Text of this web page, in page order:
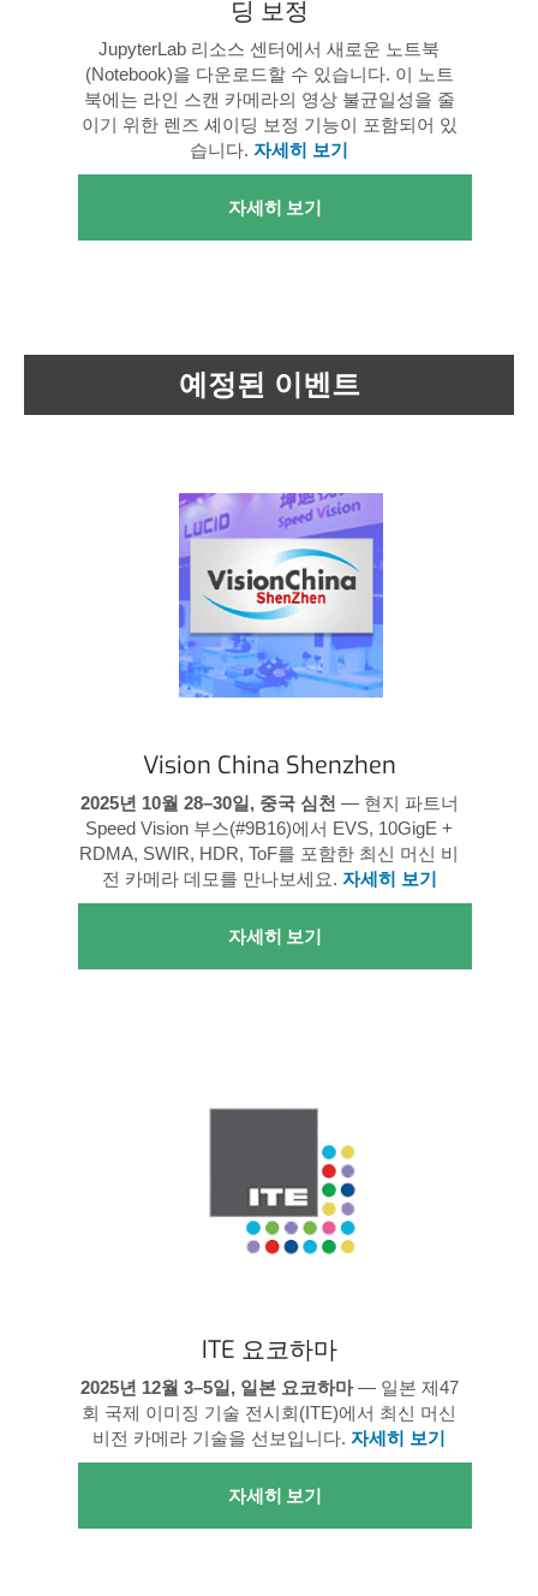
딩 보정
JupyterLab 리소스 센터에서 새로운 노트북
(Notebook)을 다운로드할 수 있습니다. 이 노트
북에는 라인 스캔 카메라의 영상 불균일성을 줄
이기 위한 렌즈 셰이딩 보정 기능이 포함되어 있
습니다. 자세히 보기
자세히 보기
예정된 이벤트
Vision China Shenzhen
2025년 10월 28–30일, 중국 심천 — 현지 파트너
Speed Vision 부스(#9B16)에서 EVS, 10GigE +
RDMA, SWIR, HDR, ToF를 포함한 최신 머신 비
전 카메라 데모를 만나보세요. 자세히 보기
자세히 보기
ITE 요코하마
2025년 12월 3–5일, 일본 요코하마— 일본 제47
회 국제 이미징 기술 전시회(ITE)에서 최신 머신
비전 카메라 기술을 선보입니다. 자세히 보기
자세히 보기